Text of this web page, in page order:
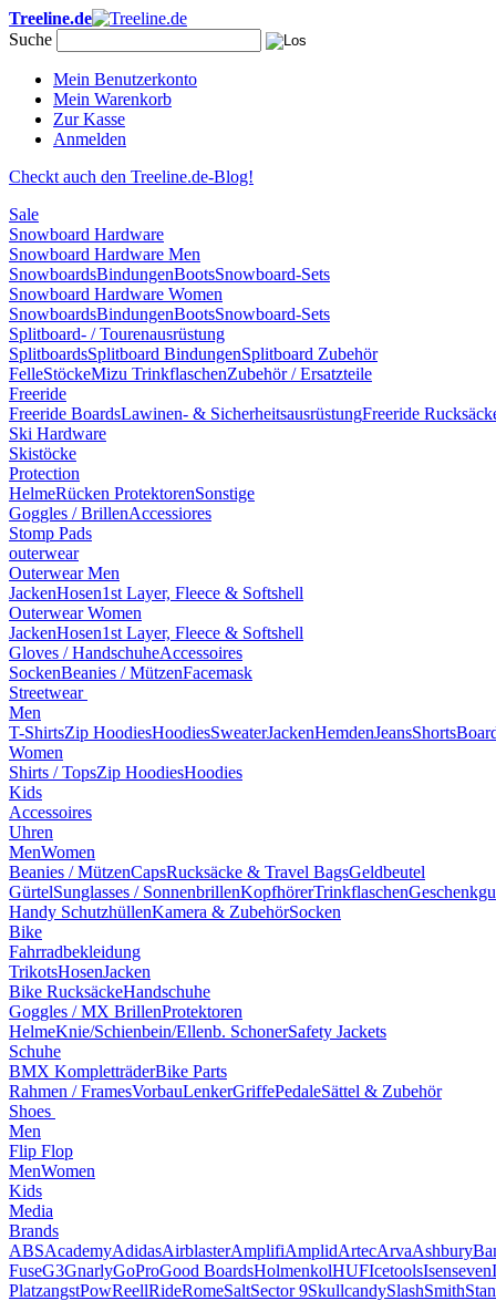
Treeline.de
Suche
Mein Benutzerkonto
Mein Warenkorb
Zur Kasse
Anmelden
Checkt auch den Treeline.de-Blog!
Sale
Snowboard Hardware
Snowboard Hardware Men
SnowboardsBindungenBootsSnowboard-Sets
Snowboard Hardware Women
SnowboardsBindungenBootsSnowboard-Sets
Splitboard- / Tourenausrüstung
SplitboardsSplitboard BindungenSplitboard Zubehör
FelleStöckeMizu TrinkflaschenZubehör / Ersatzteile
Freeride
Freeride BoardsLawinen- & SicherheitsausrüstungFreeride
Ski Hardware
Skistöcke
Protection
HelmeRücken ProtektorenSonstige
Goggles / BrillenAccessiores
Stomp Pads
outerwear
Outerwear Men
JackenHosen1st Layer, Fleece & Softshell
Outerwear Women
JackenHosen1st Layer, Fleece & Softshell
Gloves / HandschuheAccessoires
SockenBeanies / MützenFacemask
Streetwear
Men
T-ShirtsZip HoodiesHoodiesSweaterJackenHemdenJeansShorts
Women
Shirts / TopsZip HoodiesHoodies
Kids
Accessoires
Uhren
MenWomen
Beanies / MützenCapsRucksäcke & Travel BagsGeldbeutel
GürtelSunglasses / SonnenbrillenKopfhörerTrinkflaschen
Handy SchutzhüllenKamera & ZubehörSocken
Bike
Fahrradbekleidung
TrikotsHosenJacken
Bike RucksäckeHandschuhe
Goggles / MX BrillenProtektoren
HelmeKnie/Schienbein/Ellenb. SchonerSafety Jackets
Schuhe
BMX KompletträderBike Parts
Rahmen / FramesVorbauLenkerGriffePedaleSättel & Zubehör
Shoes
Men
Flip Flop
MenWomen
Kids
Media
Brands
ABSAcademyAdidasAirblasterAmplifiAmplidArtecArvaAshbury
FuseG3GnarlyGoProGood BoardsHolmenkolHUFIcetoolsIsenseven
PlatzangstPowReellRideRomeSaltSector 9SkullcandySlashSmith